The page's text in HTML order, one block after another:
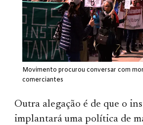
Movimento procurou conversar com
comerciantes
Outra alegação é de que o
implantará uma política de